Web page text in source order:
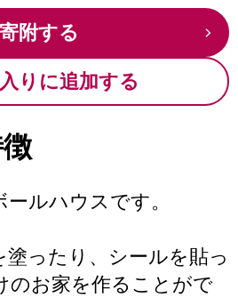
寄附する
りに追加する
ルハウスです。
塗ったり、シールを貼っ
のお家を作ることがで